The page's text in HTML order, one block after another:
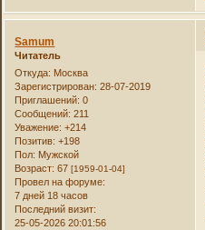
Samum
Читатель
Откуда: Москва
Зарегистрирован: 28-07-2019
Приглашений: 0
Сообщений: 211
Уважение: +214
Позитив: +198
Пол: Мужской
Возраст: 67[1959-01-04]
Провел на форуме:
7 дней 18 часов
Последний визит:
25-05-2026 20:01:56